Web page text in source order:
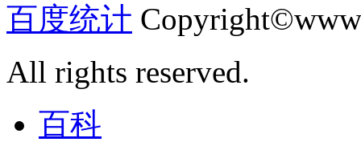
百度统计
All rights reserved.
百科